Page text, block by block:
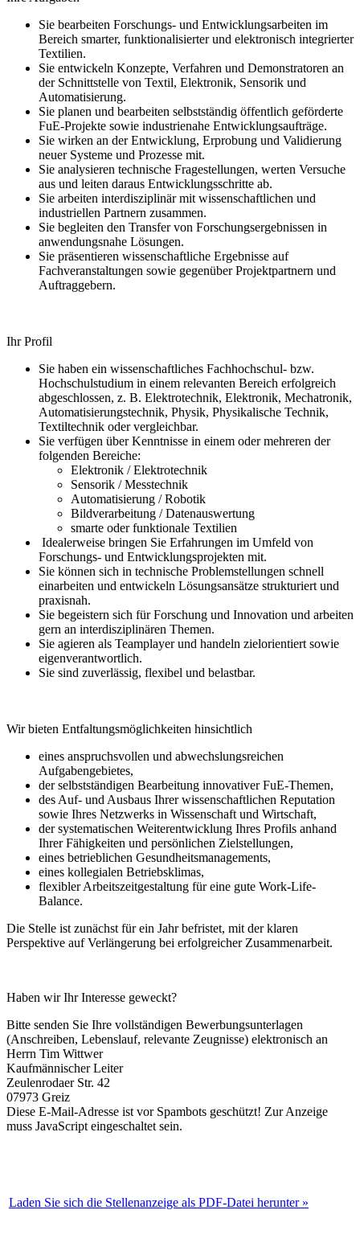
Sie bearbeiten Forschungs- und Entwicklungsarbeiten im
Bereich smarter, funktionalisierter und elektronisch integrierter
Textilien.
Sie entwickeln Konzepte, Verfahren und Demonstratoren an
der Schnittstelle von Textil, Elektronik, Sensorik und
Automatisierung.
Sie planen und bearbeiten selbstständig öffentlich geförderte
FuE-Projekte sowie industrienahe Entwicklungsaufträge.
Sie wirken an der Entwicklung, Erprobung und Validierung
neuer Systeme und Prozesse mit.
Sie analysieren technische Fragestellungen, werten Versuche
aus und leiten daraus Entwicklungsschritte ab.
Sie arbeiten interdisziplinär mit wissenschaftlichen und
industriellen Partnern zusammen.
Sie begleiten den Transfer von Forschungsergebnissen in
anwendungsnahe Lösungen.
Sie präsentieren wissenschaftliche Ergebnisse auf
Fachveranstaltungen sowie gegenüber Projektpartnern und
Auftraggebern.
Ihr Profil
Sie haben ein wissenschaftliches Fachhochschul- bzw.
Hochschulstudium in einem relevanten Bereich erfolgreich
abgeschlossen, z. B. Elektrotechnik, Elektronik, Mechatronik,
Automatisierungstechnik, Physik, Physikalische Technik,
Textiltechnik oder vergleichbar.
Sie verfügen über Kenntnisse in einem oder mehreren der
folgenden Bereiche:
Elektronik / Elektrotechnik
Sensorik / Messtechnik
Automatisierung / Robotik
Bildverarbeitung / Datenauswertung
smarte oder funktionale Textilien
Idealerweise bringen Sie Erfahrungen im Umfeld von
Forschungs- und Entwicklungsprojekten mit.
Sie können sich in technische Problemstellungen schnell
einarbeiten und entwickeln Lösungsansätze strukturiert und
praxisnah.
Sie begeistern sich für Forschung und Innovation und arbeiten
gern an interdisziplinären Themen.
Sie agieren als Teamplayer und handeln zielorientiert sowie
eigenverantwortlich.
Sie sind zuverlässig, flexibel und belastbar.
Wir bieten Entfaltungsmöglichkeiten hinsichtlich
eines anspruchsvollen und abwechslungsreichen
Aufgabengebietes,
der selbstständigen Bearbeitung innovativer FuE-Themen,
des Auf- und Ausbaus Ihrer wissenschaftlichen Reputation
sowie Ihres Netzwerks in Wissenschaft und Wirtschaft,
der systematischen Weiterentwicklung Ihres Profils anhand
Ihrer Fähigkeiten und persönlichen Zielstellungen,
eines betrieblichen Gesundheitsmanagements,
eines kollegialen Betriebsklimas,
flexibler Arbeitszeitgestaltung für eine gute Work-Life-
Balance.
Die Stelle ist zunächst für ein Jahr befristet, mit der klaren
Perspektive auf Verlängerung bei erfolgreicher Zusammenarbeit.
Haben wir Ihr Interesse geweckt?
Bitte senden Sie Ihre vollständigen Bewerbungsunterlagen
(Anschreiben, Lebenslauf, relevante Zeugnisse) elektronisch an
Herrn Tim Wittwer
Kaufmännischer Leiter
Zeulenrodaer Str. 42
07973 Greiz
Diese E-Mail-Adresse ist vor Spambots geschützt! Zur Anzeige
muss JavaScript eingeschaltet sein.
Laden Sie sich die Stellenanzeige als PDF-Datei herunter »